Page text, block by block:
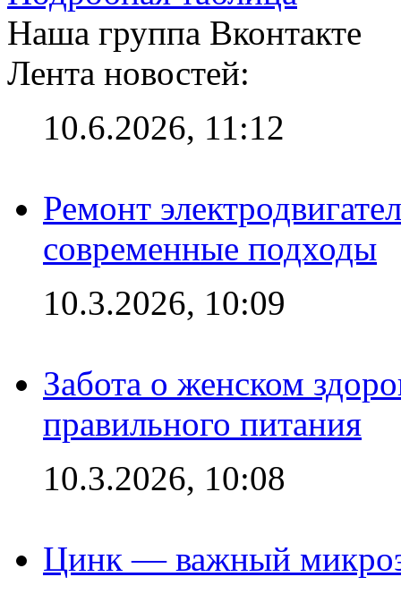
Наша группа Вконтакте
Лента новостей:
10.6.2026, 11:12
Ремонт
современные подходы
10.3.2026, 10:09
Забота о женском
правильного питания
10.3.2026, 10:08
Цинк — важный